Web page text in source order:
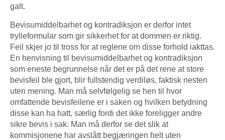
galt.
Bevisumiddelbarhet og kontradiksjon er derfor intet
trylleformular som gir sikkerhet for at dommen er riktig.
Feil skjer jo til tross for at reglene om disse forhold iakttas.
En henvisning til bevisumiddelbarhet og kontradiksjon
som eneste begrunnelse når det er på det rene at store
bevisfeil ble gjort, blir fullstendig verdiløs, faktisk nesten
uten mening. Man må selvfølgelig se hen til hvor
omfattende bevisfeilene er i saken og hvilken betydning
disse kan ha hatt, særlig fordi det ikke foreligger andre
sikre bevis i sak. Man må derfor se det slik at
kommisjonene har avslått begjæringen helt uten